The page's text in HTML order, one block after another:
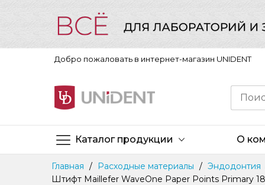
Добро пожаловать в интернет-магазин UNIDENT
Каталог продукции О
Главная Расходные материалы Эндодонтия
Штифт Maillefer WaveOne Paper Points Primary